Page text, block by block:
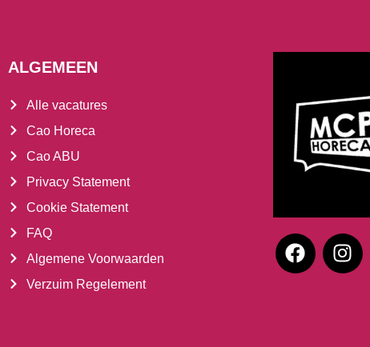
ALGEMEEN
Alle vacatures
Cao Horeca
Cao ABU
Privacy Statement
Cookie Statement
FAQ
Algemene Voorwaarden
Verzuim Regelement